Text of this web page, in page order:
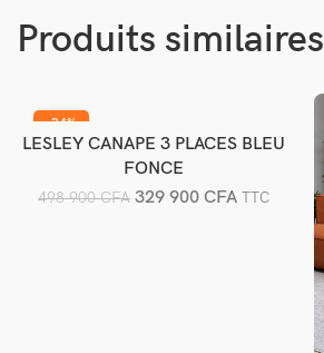
Produits similaires
-34%
Ajouter au panier
LESLEY CANAPE 3 PLACES BLEU
FONCE
498 900CFA 329 900CFA TTC